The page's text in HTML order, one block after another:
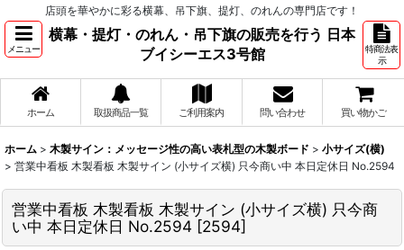
店頭を華やかに彩る横幕、吊下旗、提灯、のれんの専門店です！
メニュー
横幕・提灯・のれん・吊下旗の販売を行う 日本
ブイシーエス3号館
特商法表
示
ホーム 取扱商品一覧 ご利用案内 問い合わせ 買い物かご
ホーム > 木製サイン：メッセージ性の高い表札型の木製ボード > 小サイズ(横)
> 営業中看板 木製看板 木製サイン (小サイズ横) 只今商い中 本日定休日 No.2594
営業中看板 木製看板 木製サイン (小サイズ横) 只今商
い中 本日定休日 No.2594 [2594]